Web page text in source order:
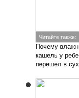
Читайте также:
Почему
кашель у
перешел в